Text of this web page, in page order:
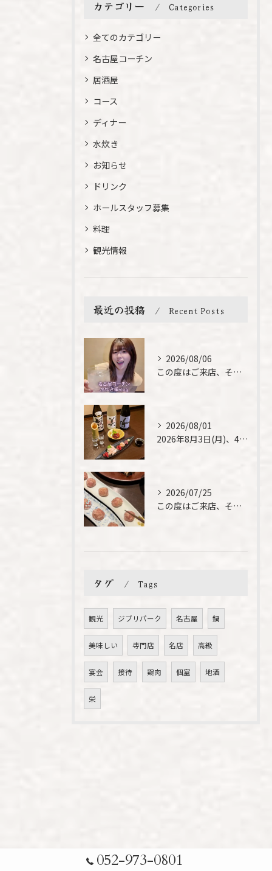
カテゴリー Categories
全てのカテゴリー
名古屋コーチン
居酒屋
コース
ディナー
水炊き
お知らせ
ドリンク
ホールスタッフ募集
料理
観光情報
最近の投稿 Recent Posts
2026/08/06
この度はご来店、そして素敵なご紹介誠にありがとうございます✨...
2026/08/01
2026年8月3日(月)、4日(火)は、臨時休業させて頂きま...
2026/07/25
この度はご来店、そして素敵なご紹介誠にありがとうございます✨...
タグ Tags
観光 ジブリパーク 名古屋 鍋
美味しい 専門店 名店 高級
宴会 接待 鶏肉 個室 地酒
栄
052-973-0801